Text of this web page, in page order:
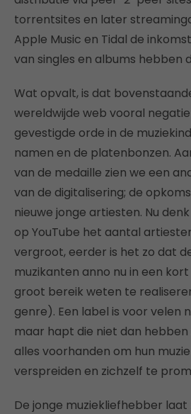
torrentsites en later
Apple Music en Tidal de
van singles en albums hebben
Wat opvalt, is dat
wereldwijde web vooral
gevestigde orde in de
namen en de platenbonzen.
van de medaille zien we een
van de digitalisering; de
nieuwe jonge artiesten. Nu
op YouTube het aantal
vergroot, eerder is het zo dat
muzikanten anno nu in een
groot bereik weten te
genre). Een label is voor velen
maar hapt die niet dan
alles voorhanden om hun
verspreiden en zichzelf te
De jonge muziekliefhebber